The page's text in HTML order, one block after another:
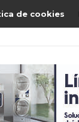
de cookies